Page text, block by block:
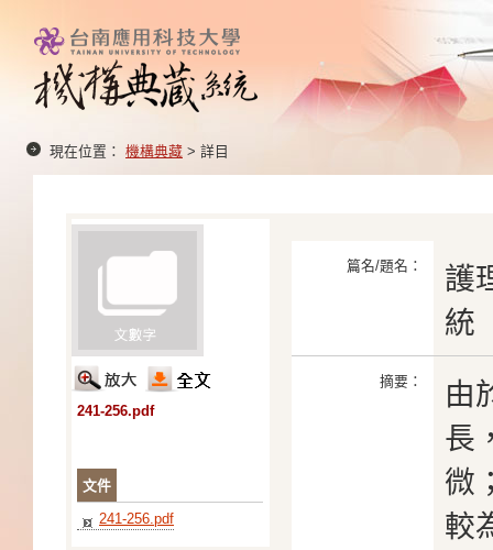
現在位置： 機構典藏 > 詳目
241-256.pdf
文件
241-256.pdf
篇名/題名：
護
統
摘要：
由
長
微
較